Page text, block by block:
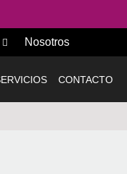
Nosotros
CONTACTO